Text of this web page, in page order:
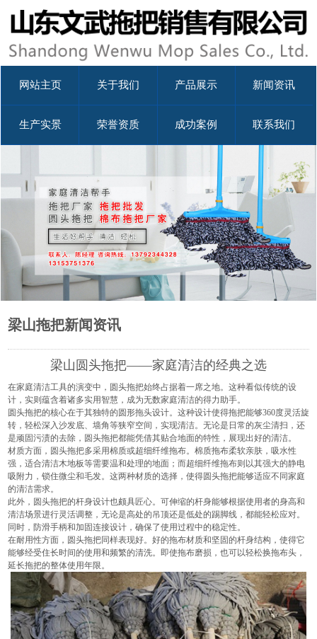
网站主页 关于我们 产品展示 新闻资讯
生产实景 荣誉资质 成功案例 联系我们
梁山拖把新闻资讯
梁山圆头拖把——家庭清洁的经典之选
在家庭清洁工具的演变中， 圆头拖把始终占据着一席之地。这种看似传统的设
计，实则蕴含着诸多实用智慧，成为无数家庭清洁的得力助手。
圆头拖把的核心在于其独特的圆形拖头设计。这种设计使得拖把能够360度灵活旋
转，轻松深入沙发底、墙角等狭窄空间，实现清洁。无论是日常的灰尘清扫，还
是顽固污渍的去除，圆头拖把都能凭借其贴合地面的特性，展现出好的清洁。
材质方面，圆头拖把多采用棉质或超细纤维拖布。棉质拖布柔软亲肤，吸水性
强，适合清洁木地板等需要温和处理的地面；而超细纤维拖布则以其强大的静电
吸附力，锁住微尘和毛发。这两种材质的选择，使得圆头拖把能够适应不同家庭
的清洁需求。
此外，圆头拖把的杆身设计也颇具匠心。可伸缩的杆身能够根据使用者的身高和
清洁场景进行灵活调整，无论是高处的吊顶还是低处的踢脚线，都能轻松应对。
同时，防滑手柄和加固连接设计，确保了使用过程中的稳定性。
在耐用性方面，圆头拖把同样表现好。好的拖布材质和坚固的杆身结构，使得它
能够经受住长时间的使用和频繁的清洗。即使拖布磨损，也可以轻松换拖布头，
延长拖把的整体使用年限。